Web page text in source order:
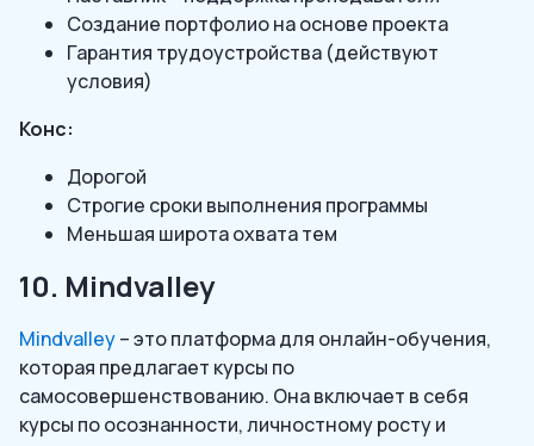
Создание портфолио на основе проекта
Гарантия трудоустройства (действуют
условия)
Конс:
Дорогой
Строгие сроки выполнения программы
Меньшая широта охвата тем
10. Mindvalley
Mindvalley– это платформа для онлайн-обучения,
которая предлагает курсы по
самосовершенствованию. Она включает в себя
курсы по осознанности, личностному росту и